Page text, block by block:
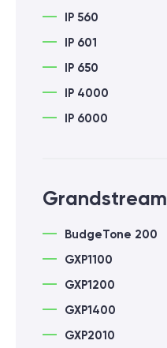
IP 560
IP 601
IP 650
IP 4000
IP 6000
Grandstream
BudgeTone 200
GXP1100
GXP1200
GXP1400
GXP2010